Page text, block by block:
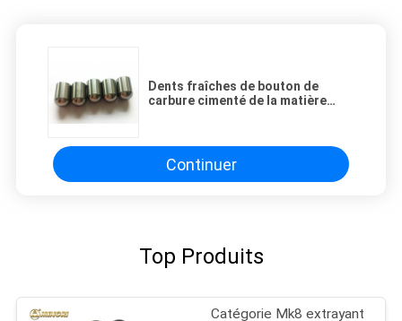
Dents fraîches de bouton de
carbure cimenté de la matière
Continuer
Top Produits
Catégorie Mk8 extrayant